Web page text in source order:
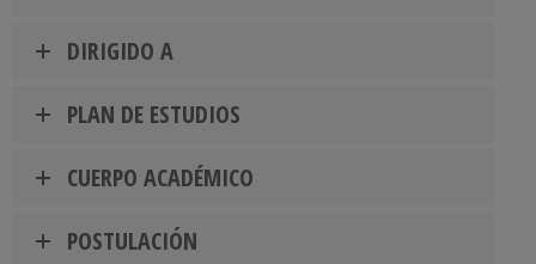
DIRIGIDO A
PLAN DE ESTUDIOS
CUERPO ACADÉMICO
POSTULACIÓN